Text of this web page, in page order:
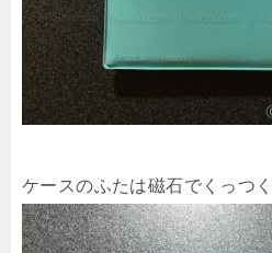
ケースのふたは磁石でくっつ